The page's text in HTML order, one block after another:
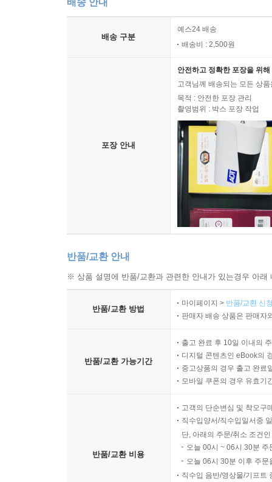
배송 안내
배송 구분
예스24 배송
배송비 : 2,500원
포장 안내
안전하고 정확한 포장을 위
고객님께 배송되는 모든 상
목적 : 안전한 포장 관리
촬영범위 : 박스 포장 작업
반품/교환 안내
※ 상품 설명에 반품/교환과 관련한 안내가 있는경우 아
반품/교환 방법
마이페이지 > 반품/교환 신
판매자 배송 상품은 판매자
반품/교환 가능기간
출고 완료 후 10일 이내의
디지털 콘텐츠인 eBook의
중고상품의 경우 출고 완료
모바일 쿠폰의 경우 유효기
반품/교환 비용
고객의 단순변심 및 착오구
직수입양서/직수입일서중
단, 아래의 주문/취소 조건
오늘 00시 ~ 06시 30분
오늘 06시 30분 이후 주
직수입 음반/영상물/기프트